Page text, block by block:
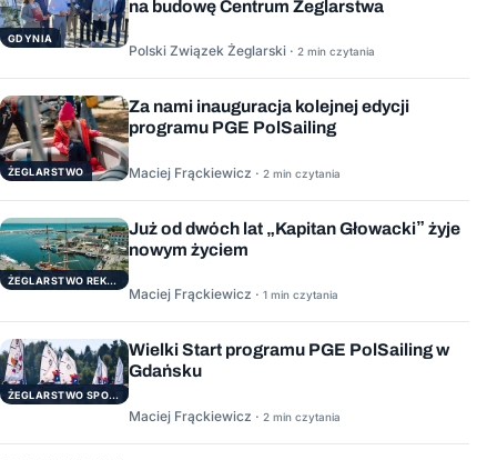
GDYNIA
na budowę Centrum Żeglarstwa
Polski Związek Żeglarski · 2 min czytania
ŻEGLARSTWO
Za nami inauguracja kolejnej edycji
programu PGE PolSailing
Maciej Frąckiewicz · 2 min czytania
ŻEGLARSTWO REKERACYJNE
Już od dwóch lat „Kapitan Głowacki” żyje
nowym życiem
Maciej Frąckiewicz · 1 min czytania
ŻEGLARSTWO SPORTOWE
Wielki Start programu PGE PolSailing w
Gdańsku
Maciej Frąckiewicz · 2 min czytania